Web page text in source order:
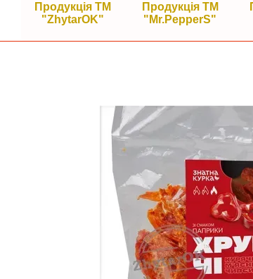
Продукція ТМ
"ZhytarOK"
Продукція ТМ
"Mr.PepperS"